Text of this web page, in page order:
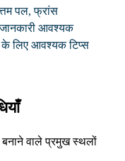
पल, फ्रांस
आवश्यक
के लिए आवश्यक टिप्स
वाले प्रमुख स्थलों